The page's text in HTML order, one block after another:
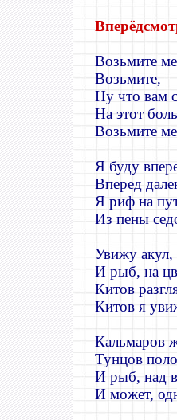
Возьмите
Возьмите,
Ну что вам
На этот
Возьмите
Я буду
Вперед
Я риф на
Из пены
Увижу акул,
И рыб, на
Китов
Китов я
Кальмаров
Тунцов
И рыб, над
И может,